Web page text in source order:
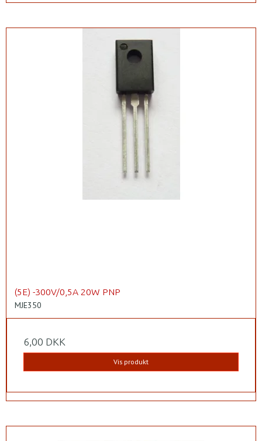
(5E) -300V/0,5A 20W PNP
MJE350
6,00 DKK
Vis produkt